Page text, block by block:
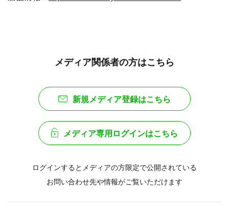
メディア関係者の方はこちら
新規メディア登録はこちら
メディア専用ログインはこちら
ログインするとメディアの方限定で公開されている
お問い合わせ先や情報がご覧いただけます